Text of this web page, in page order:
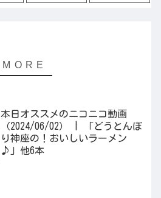
本日オススメのニコニコ動画
（2024/06/02） | 「どうとんぼ
り神座の！おいしいラーメン
♪」他6本